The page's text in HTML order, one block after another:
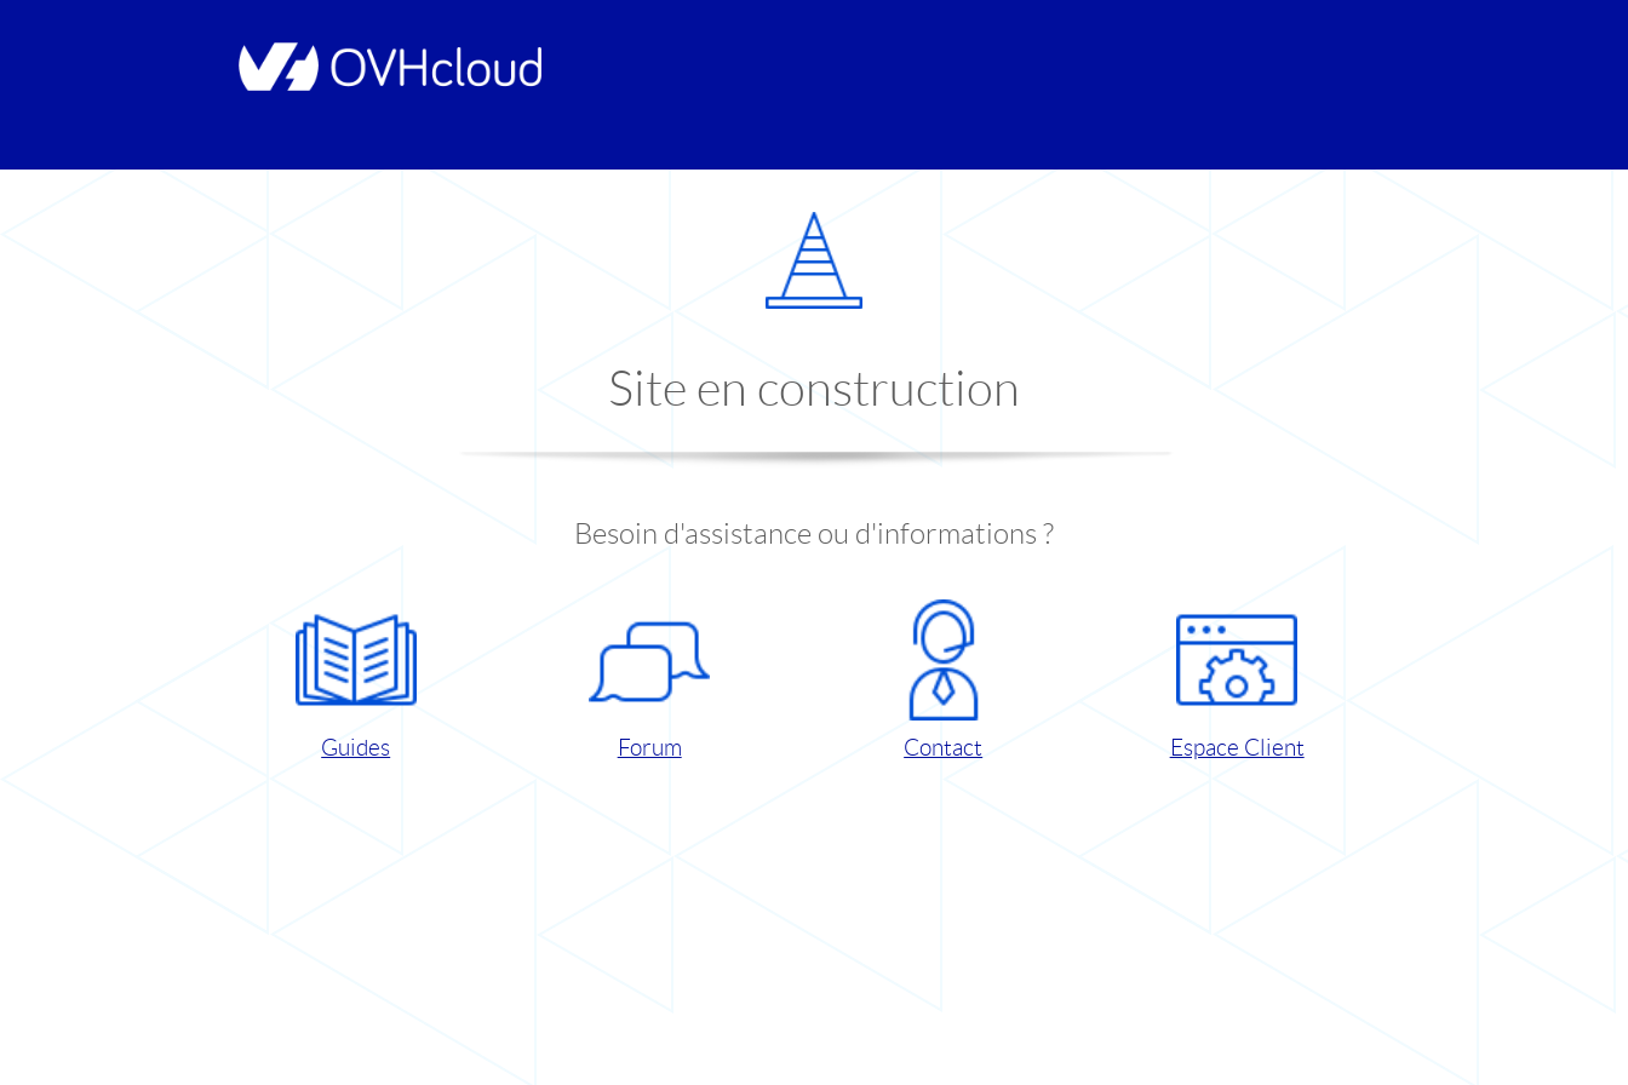
Site en construction
Besoin d'assistance ou d'informations ?
Guides Forum Contact Espace Client